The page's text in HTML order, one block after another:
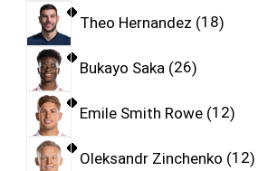
Theo Hernandez 18
Bukayo Saka 26
Emile Smith Rowe 12
Oleksandr Zinchenko 12